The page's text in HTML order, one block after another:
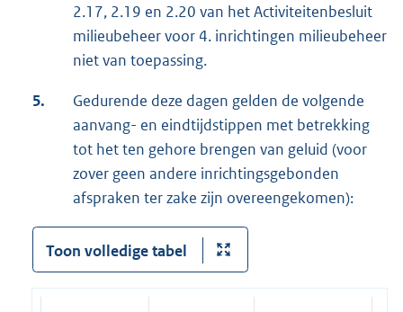
2.17, 2.19 en 2.20 van het Activiteitenbesluit
milieubeheer voor 4. inrichtingen milieubeheer
niet van toepassing.
5.
Gedurende deze dagen gelden de volgende
aanvang- en eindtijdstippen met betrekking
tot het ten gehore brengen van geluid (voor
zover geen andere inrichtingsgebonden
afspraken ter zake zijn overeengekomen):
Toon volledige tabel